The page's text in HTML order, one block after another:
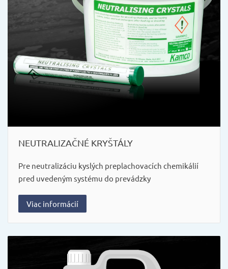
NEUTRALIZAČNÉ KRYŠTÁLY
Pre neutralizáciu kyslých preplachovacích chemikálií
pred uvedeným systému do prevádzky
Viac informácií